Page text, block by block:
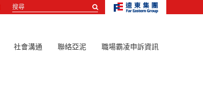
搜
社會溝通 聯絡亞泥 職場霸凌申訴資訊